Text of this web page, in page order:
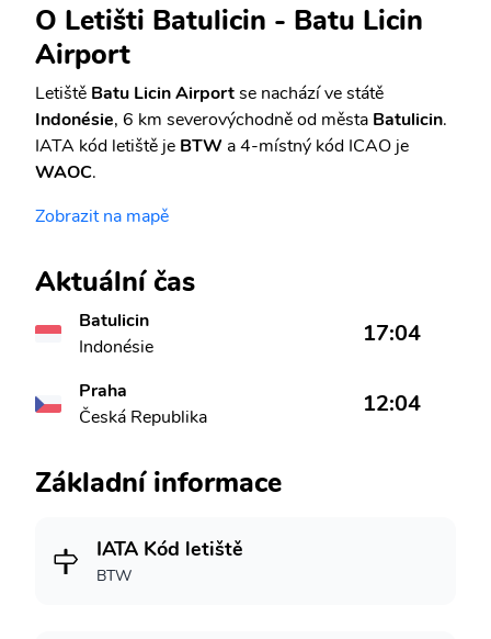
O Letišti Batulicin - Batu Licin
Airport
Letiště Batu Licin Airportse nachází ve státě
Indonésie, 6 km severovýchodně od města Batulicin.
IATA kód letiště je BTW a 4-místný kód ICAO je
WAOC.
Zobrazit na mapě
Aktuální čas
Batulicin
Indonésie
17:04
Praha
Česká Republika
12:04
Základní informace
IATA Kód letiště
BTW